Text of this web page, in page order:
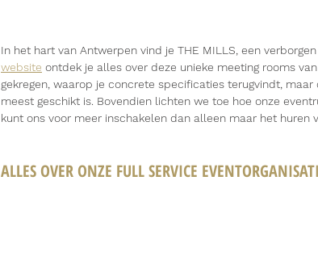
In het hart van Antwerpen vind je THE MILLS, een
website ontdek je alles over deze unieke meeting rooms
gekregen, waarop je concrete specificaties terugvindt,
meest geschikt is. Bovendien lichten we toe hoe onze
kunt ons voor meer inschakelen dan alleen maar het huren
ALLES OVER ONZE FULL SERVICE